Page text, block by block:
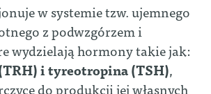
w systemie tzw. ujemnego
z podwzgórzem i
wydzielają hormony takie jak:
i tyreotropina (TSH),
do produkcji jej własnych